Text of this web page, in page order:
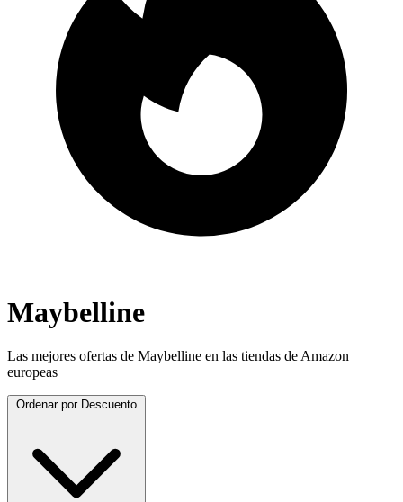
Maybelline
Las mejores ofertas de Maybelline en las tiendas de Amazon
europeas
Ordenar por Descuento